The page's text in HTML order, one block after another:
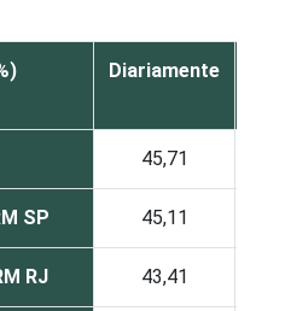
Diariamente
45,71
SP 45,11
RJ 43,41